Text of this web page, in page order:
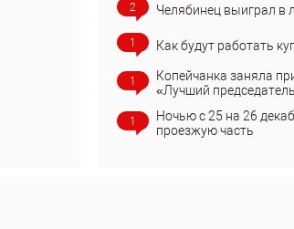
2 Челябинец выиграл в
1 Как будут работать
1
Копейчанка заняла
«Лучший
1
Ночью с 25 на 26
проезжую часть